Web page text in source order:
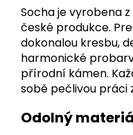
Socha je vyrobena
české produkce.
dokonalou kresbu,
harmonické
přírodní kámen.
sobě pečlivou práci
Odolný